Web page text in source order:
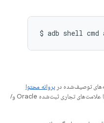
$ adb shell cmd
توصیف‌شده در پروانه محتوا
هستند. جاوا و OpenJDK علامت‌های تجاری یا علامت‌های تجاری ثبت‌شده Oracle و/